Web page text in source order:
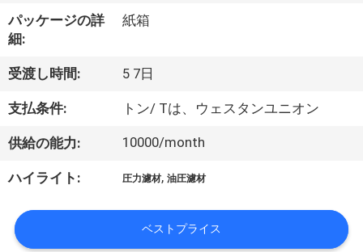
て
工
場
旅
行
品
パッケージの詳
細:
紙箱
受渡し時間: 5 7日
支払条件: トン/ Tは、ウェスタンユニオン
供給の能力: 10000/month
ハイライト: 圧力濾材,油圧濾材
ベストプライス